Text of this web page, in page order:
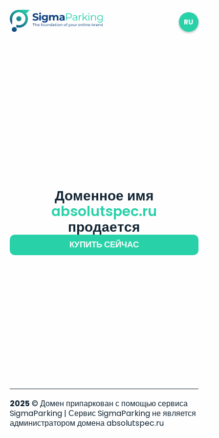
RU
Доменное имя
absolutspec.ru
продается
КУПИТЬ СЕЙЧАС
2025 © Домен припаркован с помощью сервиса
SigmaParking | Сервис SigmaParking не является
администратором домена absolutspec.ru